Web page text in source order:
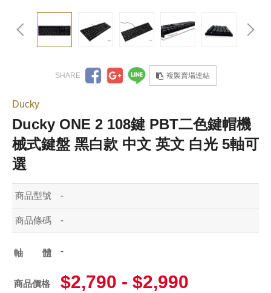
複製賣場連結
Ducky
Ducky ONE 2 108鍵 PBT二色鍵帽機
械式鍵盤 黑白款 中文 英文 白光 5軸可
選
商品型號 -
商品條碼 -
軸體
-
商品價格 $2,790 - $2,990